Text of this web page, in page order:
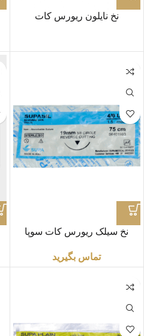
نخ نایلون ریورس کات
نخ سیلک ریورس کات سوپا
تماس بگیرید